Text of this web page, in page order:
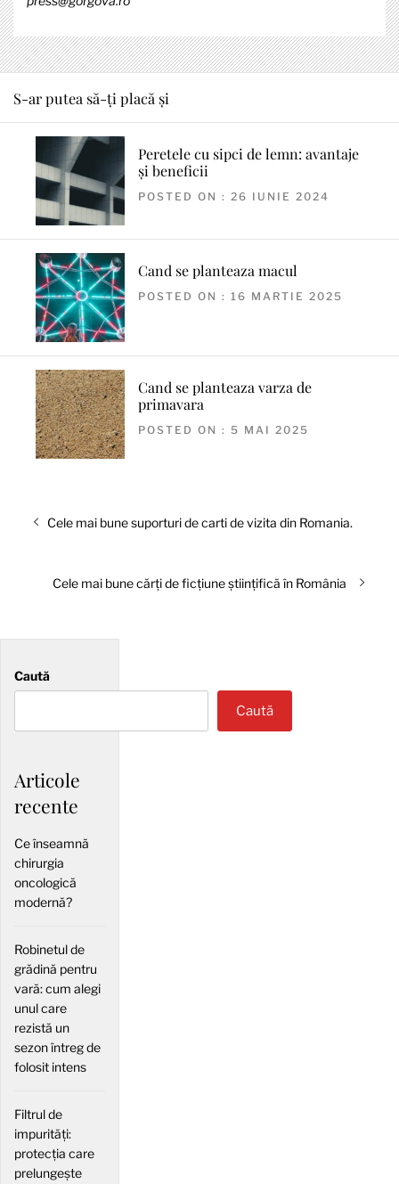
S-ar putea să-ți placă și
Peretele cu sipci de lemn: avantaje
și beneficii
POSTED ON : 26 IUNIE 2024
Cand se planteaza macul
POSTED ON : 16 MARTIE 2025
Cand se planteaza varza de
primavara
POSTED ON : 5 MAI 2025
Articolul
Cele mai bune suporturi de carti de vizita din Romania.
Articolul
Cele mai bune cărți de ficțiune științifică în România
Caută
Caută
Articole
recente
Ce înseamnă
chirurgia
oncologică
modernă?
Robinetul de
grădină pentru
vară: cum alegi
unul care
rezistă un
sezon întreg de
folosit intens
Filtrul de
impurități:
protecția care
prelungește